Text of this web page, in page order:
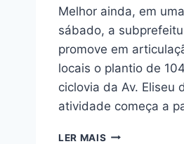
Melhor ainda, em
sábado, a
promove em
locais o plantio de
ciclovia da Av. Eliseu
atividade começa a
LER MAIS NESTE